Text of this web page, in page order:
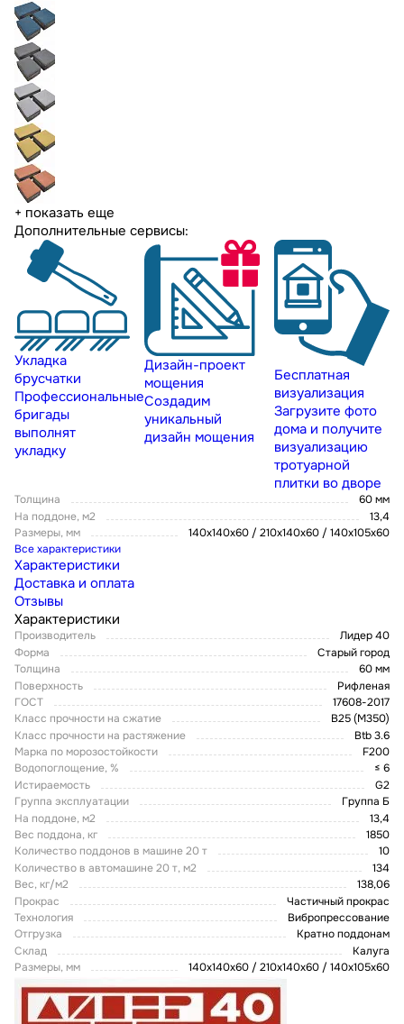
+ показать еще
Дополнительные сервисы:
Укладка
брусчатки
Профессиональные
бригады
выполнят
укладку
Дизайн-проект
мощения
Создадим
уникальный
дизайн мощения
Бесплатная
визуализация
Загрузите фото
дома и получите
визуализацию
тротуарной
плитки во дворе
Толщина
60 мм
На поддоне, м2
13,4
Размеры, мм
140х140х60 / 210х140х60 / 140х105х60
Все характеристики
Характеристики
Доставка и оплата
Отзывы
Характеристики
Производитель
Лидер 40
Форма
Старый город
Толщина
60 мм
Поверхность
Рифленая
ГОСТ
17608-2017
Класс прочности на сжатие
В25 (М350)
Класс прочности на растяжение
Btb 3.6
Марка по морозостойкости
F200
Водопоглощение, %
≤ 6
Истираемость
G2
Группа эксплуатации
Группа Б
На поддоне, м2
13,4
Вес поддона, кг
1850
Количество поддонов в машине 20 т
10
Количество в автомашине 20 т, м2
134
Вес, кг/м2
138,06
Прокрас
Частичный прокрас
Технология
Вибропрессование
Отгрузка
Кратно поддонам
Склад
Кaлугa
Размеры, мм
140х140х60 / 210х140х60 / 140х105х60